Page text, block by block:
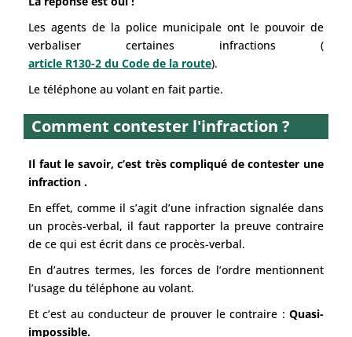
Les agents de la police municipale ont le pouvoir de
verbaliser certaines infractions (
article R130-2 du Code de la route).
Le téléphone au volant en fait partie.
Comment contester l'infraction ?
Il faut le savoir, c’est très compliqué de contester une
infraction .
En effet, comme il s’agit d’une infraction signalée dans
un procès-verbal, il faut rapporter la preuve contraire
de ce qui est écrit dans ce procès-verbal.
En d’autres termes, les forces de l’ordre mentionnent
l’usage du téléphone au volant.
Et c’est au conducteur de prouver le contraire : Quasi-
impossible.